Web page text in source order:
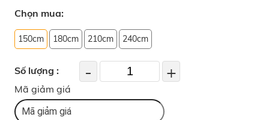
Chọn mua:
150cm 180cm 210cm 240cm
Số lượng : - +
Mã giảm giá